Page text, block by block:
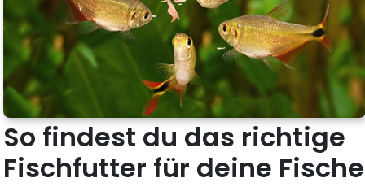
So findest du das richtige
Fischfutter für deine Fische